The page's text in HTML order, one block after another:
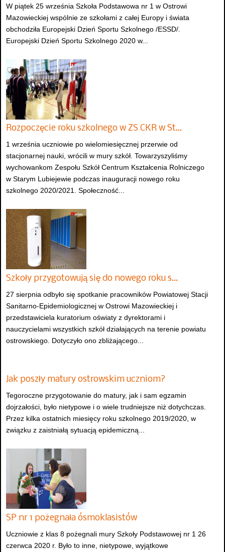
W piątek 25 września Szkoła Podstawowa nr 1 w Ostrowi
Mazowieckiej wspólnie ze szkołami z całej Europy i świata
obchodziła Europejski Dzień Sportu Szkolnego /ESSD/.
Europejski Dzień Sportu Szkolnego 2020 w...
Rozpoczęcie roku szkolnego w ZS CKR w St…
1 września uczniowie po wielomiesięcznej przerwie od
stacjonarnej nauki, wrócili w mury szkół. Towarzyszyliśmy
wychowankom Zespołu Szkół Centrum Kształcenia Rolniczego
w Starym Lubiejewie podczas inauguracji nowego roku
szkolnego 2020/2021. Społeczność...
Szkoły przygotowują się do nowego roku s…
27 sierpnia odbyło się spotkanie pracowników Powiatowej Stacji
Sanitarno-Epidemiologicznej w Ostrowi Mazowieckiej i
przedstawiciela kuratorium oświaty z dyrektorami i
nauczycielami wszystkich szkół działających na terenie powiatu
ostrowskiego. Dotyczyło ono zbliżającego...
Jak poszły matury ostrowskim uczniom?
Tegoroczne przygotowanie do matury, jak i sam egzamin
dojrzałości, było nietypowe i o wiele trudniejsze niż dotychczas.
Przez kilka ostatnich miesięcy roku szkolnego 2019/2020, w
związku z zaistniałą sytuacją epidemiczną...
SP nr 1 pożegnała ósmoklasistów
Uczniowie z klas 8 pożegnali mury Szkoły Podstawowej nr 1 26
czerwca 2020 r. Było to inne, nietypowe, wyjątkowe